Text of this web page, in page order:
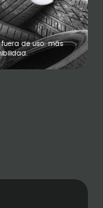
de uso: más